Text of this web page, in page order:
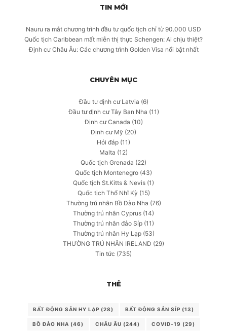
TIN MỚI
Nauru ra mắt chương trình đầu tư quốc tịch chỉ từ 90.000 USD
Quốc tịch Caribbean mất miễn thị thực Schengen: Ai chịu thiệt?
Định cư Châu Âu: Các chương trình Golden Visa nổi bật nhất
CHUYÊN MỤC
Đầu tư định cư Latvia (6)
Đầu tư định cư Tây Ban Nha (11)
Định cư Canada (10)
Định cư Mỹ (20)
Hỏi đáp (11)
Malta (12)
Quốc tịch Grenada (22)
Quốc tịch Montenegro (43)
Quốc tịch St.Kitts & Nevis (1)
Quốc tịch Thổ Nhĩ Kỳ (15)
Thường trú nhân Bồ Đào Nha (76)
Thường trú nhân Cyprus (14)
Thường trú nhân đảo Síp (11)
Thường trú nhân Hy Lạp(53)
THƯỜNG TRÚ NHÂN IRELAND (29)
Tin tức (735)
THẺ
BẤT ĐỘNG SẢN HY LẠP (28) BẤT ĐỘNG SẢN SÍP (13)
BỒ ĐÀO NHA (46) CHÂU ÂU (244) COVID-19 (29)